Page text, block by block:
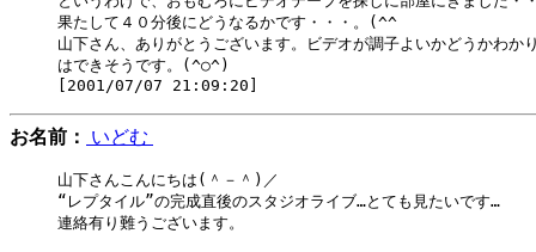
果たして４０分後にどうなるかです・・・。(^^ゞ
山下さん、ありがとうございます。ビデオが調子よいかどうかわか
はできそうです。(^○^)
お名前： いどむ
山下さんこんにちは(＾－＾)／
“レプタイル”の完成直後のスタジオライブ…とても見たいです…
連絡有り難うございます。